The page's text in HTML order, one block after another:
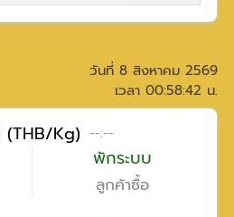
วันที่ 8 สิงหาคม 2569
เวลา 00:58:42 น.
(THB/Kg) --:--
พักระบบ
ลูกค้าซื้อ